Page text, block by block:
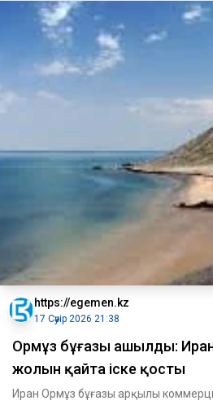
https://egemen.kz
17 Сәуір 2026 21:38
Ормұз бұғазы ашылды:
жолын қайта іске қосты
Иран Ормұз бұғазы арқылы